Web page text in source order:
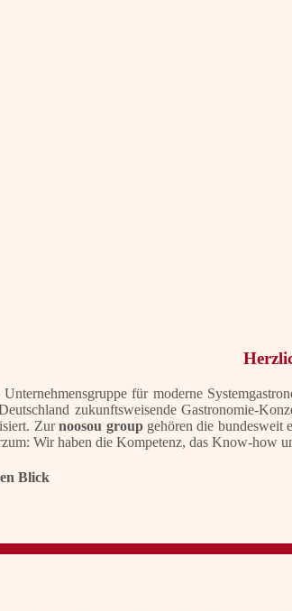
für moderne
zukunftsweisende Gastronomie-
Zurnoosou groupgehören die bundesweit
Wir haben die Kompetenz, das Know-how
Blick